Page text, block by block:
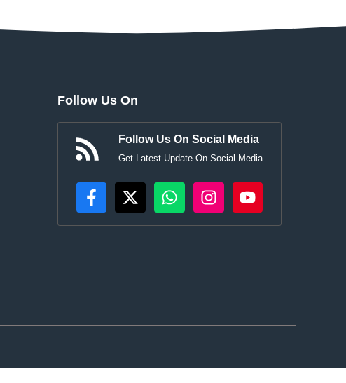
Follow Us On
Follow Us On Social Media
Get Latest Update On Social Media